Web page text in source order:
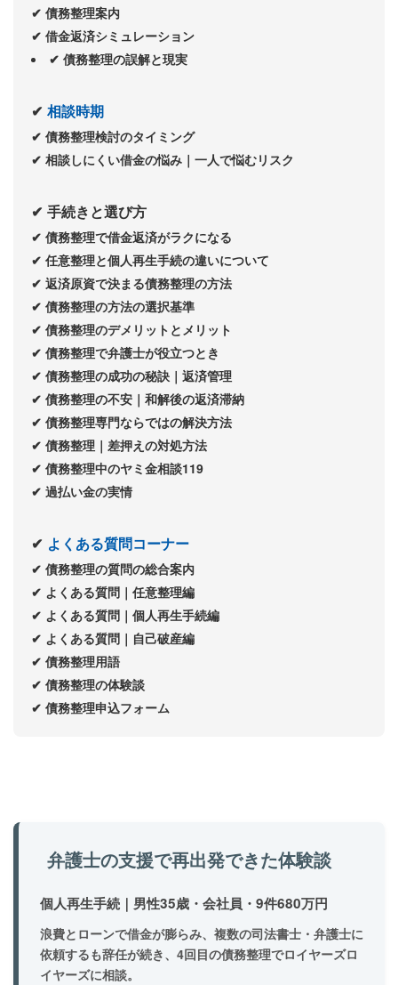
✔ 債務整理案内
✔ 借金返済シミュレーション
✔ 債務整理の誤解と現実
✔ 相談時期
✔ 債務整理検討のタイミング
✔ 相談しにくい借金の悩み｜一人で悩むリスク
✔ 手続きと選び方
✔ 債務整理で借金返済がラクになる
✔ 任意整理と個人再生手続の違いについて
✔ 返済原資で決まる債務整理の方法
✔ 債務整理の方法の選択基準
✔ 債務整理のデメリットとメリット
✔ 債務整理で弁護士が役立つとき
✔ 債務整理の成功の秘訣｜返済管理
✔ 債務整理の不安｜和解後の返済滞納
✔ 債務整理専門ならではの解決方法
✔ 債務整理｜差押えの対処方法
✔ 債務整理中のヤミ金相談119
✔ 過払い金の実情
✔ よくある質問コーナー
✔ 債務整理の質問の総合案内
✔ よくある質問｜任意整理編
✔ よくある質問｜個人再生手続編
✔ よくある質問｜自己破産編
✔ 債務整理用語
✔ 債務整理の体験談
✔ 債務整理申込フォーム
弁護士の支援で再出発できた体験談
個人再生手続｜男性35歳・会社員・9件680万円
浪費とローンで借金が膨らみ、複数の司法書士・弁護士に
依頼するも辞任が続き、 4回目の債務整理でロイヤーズロ
イヤーズに相談。